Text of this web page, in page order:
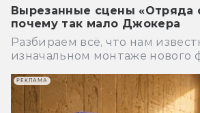
Вырезанные сцены «Отряда
почему так мало Джокера
Разбираем всё, что нам
изначальном монтаже нового
РЕКЛАМА